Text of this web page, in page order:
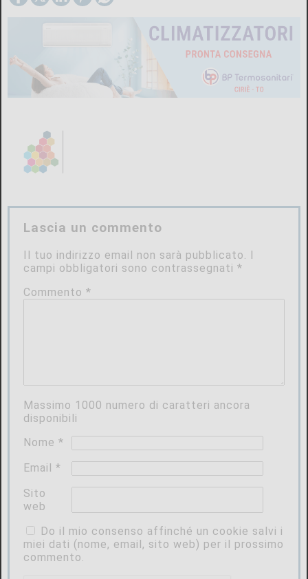
Lascia un commento
Il tuo indirizzo email non sarà pubblicato. I
campi obbligatori sono contrassegnati*
Commento*
Massimo 1000 numero di caratteri ancora
disponibili
Nome*
Email*
Sito
web
Do il mio consenso affinché un cookie salvi i
miei dati (nome, email, sito web) per il prossimo
commento.